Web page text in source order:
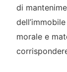
di
morale e